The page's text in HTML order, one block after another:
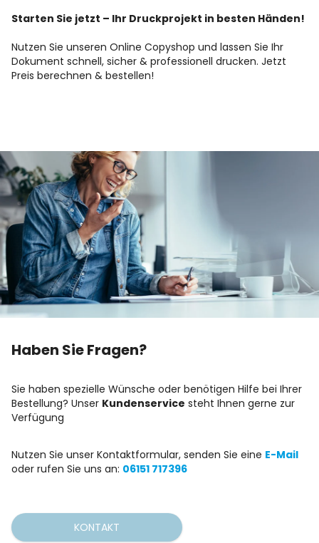
Starten Sie jetzt – Ihr Druckprojekt in besten Händen!
Nutzen Sie unseren Online Copyshop und lassen Sie Ihr
Dokument schnell, sicher & professionell drucken. Jetzt
Preis berechnen & bestellen!
Haben Sie Fragen?
Sie haben spezielle Wünsche oder benötigen Hilfe bei Ihrer
Bestellung? Unser Kundenservice steht Ihnen gerne zur
Verfügung
Nutzen Sie unser Kontaktformular, senden Sie eine E-Mail
oder rufen Sie uns an: 06151 717396
KONTAKT